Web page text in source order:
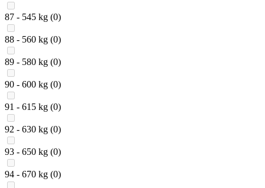
87 - 545 kg (0)
88 - 560 kg (0)
89 - 580 kg (0)
90 - 600 kg (0)
91 - 615 kg (0)
92 - 630 kg (0)
93 - 650 kg (0)
94 - 670 kg (0)